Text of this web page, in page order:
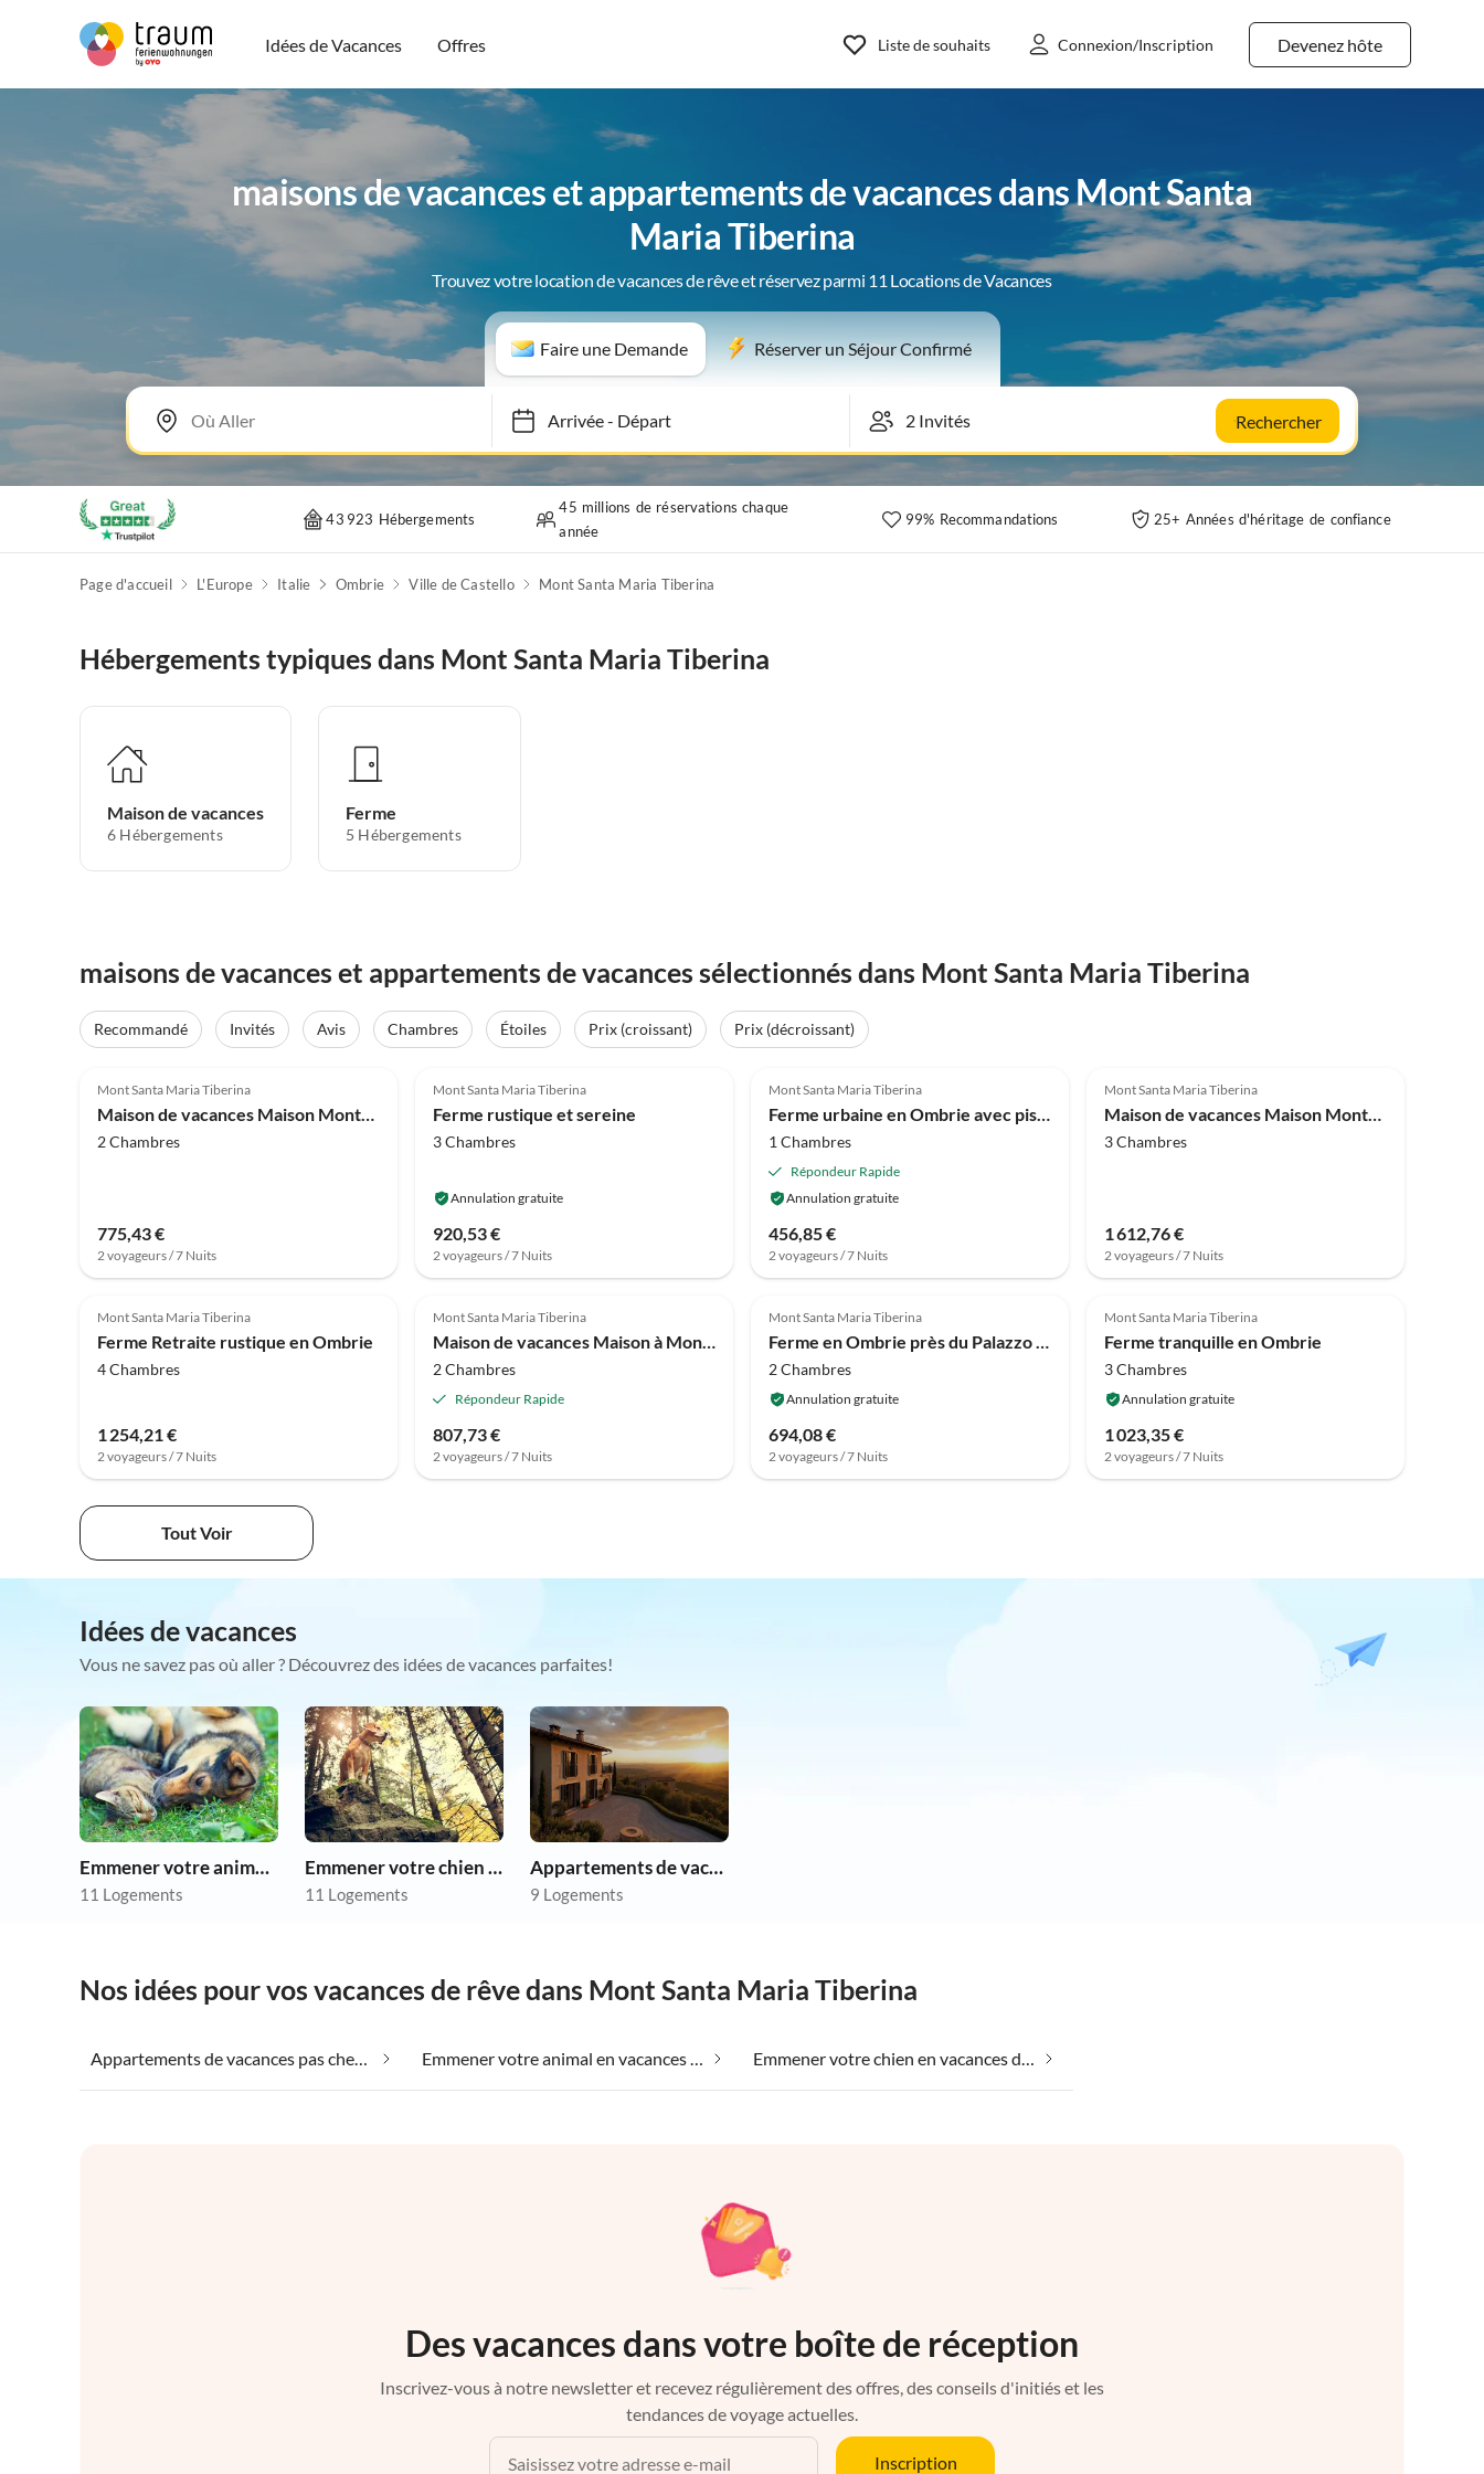
Idées de Vacances Offres Devenez hôte
Liste de souhaits Connexion/Inscription
maisons de vacances et appartements de vacances dans Mont Santa
Maria Tiberina
Trouvez votre location de vacances de rêve et réservez parmi 11 Locations de Vacances
Faire une Demande Réserver un Séjour Confirmé
Arrivée-Départ Rechercher
43 923 Hébergements
45 millions de réservations chaque
année
99% Recommandations 25+ Années d'héritage de confiance
Page d'accueil L'Europe Italie Ombrie Ville de Castello Mont Santa Maria Tiberina
Hébergements typiques dans Mont Santa Maria Tiberina
Maison de vacances
6 Hébergements
Ferme
5 Hébergements
maisons de vacances et appartements de vacances sélectionnés dans Mont Santa Maria Tiberina
Recommandé Invités Avis Chambres Étoiles Prix (croissant)
Prix (décroissant)
Mont Santa Maria Tiberina
Maison de vacances Maison Monte avec Piscine et Sentiers Forestiers
2 Chambres
775,43 €
2 voyageurs / 7 Nuits
Mont Santa Maria Tiberina
Ferme rustique et sereine
3 Chambres
Annulation gratuite
920,53 €
2 voyageurs / 7 Nuits
Mont Santa Maria Tiberina
Ferme urbaine en Ombrie avec piscine
1 Chambres
Répondeur Rapide
Annulation gratuite
456,85 €
2 voyageurs / 7 Nuits
Mont Santa Maria Tiberina
Maison de vacances Maison Monte Santa Maria avec Piscine
3 Chambres
1 612,76 €
2 voyageurs / 7 Nuits
4.0 (4)
Mont Santa Maria Tiberina
Ferme Retraite rustique en Ombrie
4 Chambres
1 254,21 €
2 voyageurs / 7 Nuits
4.0 (2)
Mont Santa Maria Tiberina
Maison de vacances Maison à Monte Santa Maria avec Piscine
2 Chambres
Répondeur Rapide
807,73 €
2 voyageurs / 7 Nuits
4.0 (2)
Mont Santa Maria Tiberina
Ferme en Ombrie près du Palazzo Bourbon
2 Chambres
Annulation gratuite
694,08 €
2 voyageurs / 7 Nuits
Mont Santa Maria Tiberina
Ferme tranquille en Ombrie
3 Chambres
Annulation gratuite
1 023,35 €
2 voyageurs / 7 Nuits
Tout Voir
Idées de vacances
Vous ne savez pas où aller ? Découvrez des idées de vacances parfaites!
Emmener votre animal en vacances
11 Logements
Emmener votre chien en vacances
11 Logements
Appartements de vacances pas chers
9 Logements
Nos idées pour vos vacances de rêve dans Mont Santa Maria Tiberina
Appartements de vacances pas chers dans Mont Santa Maria Tiberina Emmener votre animal en vacances dans Mont Santa Maria Tiberina Emmener votre chien en vacances dans Mont Santa Maria Tiberina
Des vacances dans votre boîte de réception
Inscrivez-vous à notre newsletter et recevez régulièrement des offres, des conseils d'initiés et les
tendances de voyage actuelles.
Inscription